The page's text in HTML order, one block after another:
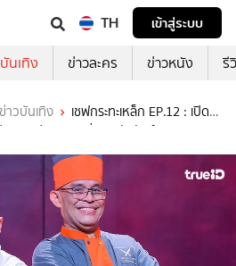
TH
เข้าสู่ระบบ
นเทิง ข่าวละคร ข่าวหนัง รี
ข่าวบันเทิง
เชฟกระทะเหล็ก EP.12 : เปิด
-เชฟแมททิว เกิ่ง ชิงบัลลังก์เทพ